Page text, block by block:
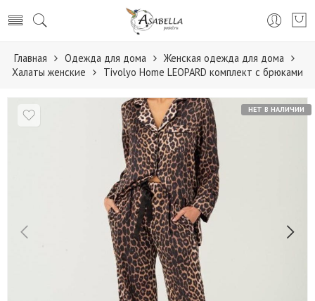
Главная Одежда для дома
Женская одежда для дома
Халаты женские
Tivolyo Home LEOPARD комплект с брюками
НЕТ В НАЛИЧИИ